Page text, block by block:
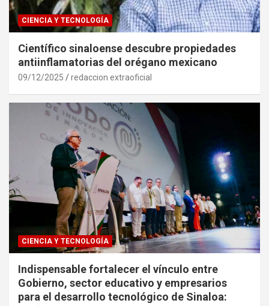
CIENCIA Y TECNOLOGÍA
Científico sinaloense descubre propiedades
antiinflamatorias del orégano mexicano
09/12/2025 redaccion extraoficial
CIENCIA Y TECNOLOGÍA
Indispensable fortalecer el vínculo entre
Gobierno, sector educativo y empresarios
para el desarrollo tecnológico de Sinaloa: